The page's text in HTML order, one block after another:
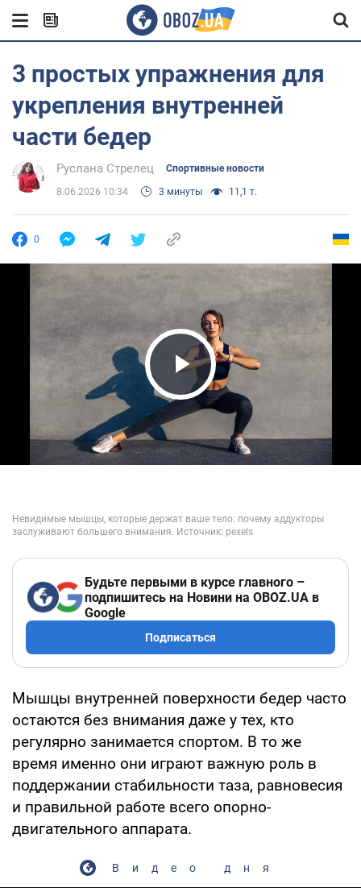
3 простых упражнения для
укрепления внутренней
части бедер
Руслана Стрелец Спортивные новости
8.06.2026 10:34 3 минуты 11,1 т.
0
Play Video
Будьте первыми в курсе главного –
подпишитесь на Новини на OBOZ.UA в
Google
Подписаться
Мышцы внутренней поверхности бедер часто
остаются без внимания даже у тех, кто
регулярно занимается спортом. В то же
время именно они играют важную роль в
поддержании стабильности таза, равновесия
и правильной работе всего опорно-
двигательного аппарата.
Видео дня